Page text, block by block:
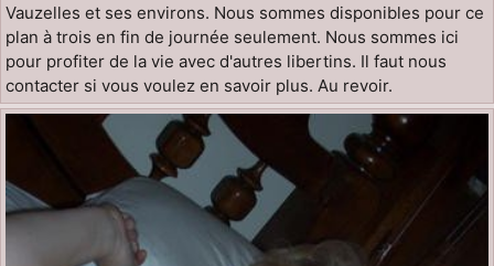
Vauzelles et ses environs. Nous sommes disponibles pour ce
plan à trois en fin de journée seulement. Nous sommes ici
pour profiter de la vie avec d'autres libertins. Il faut nous
contacter si vous voulez en savoir plus. Au revoir.